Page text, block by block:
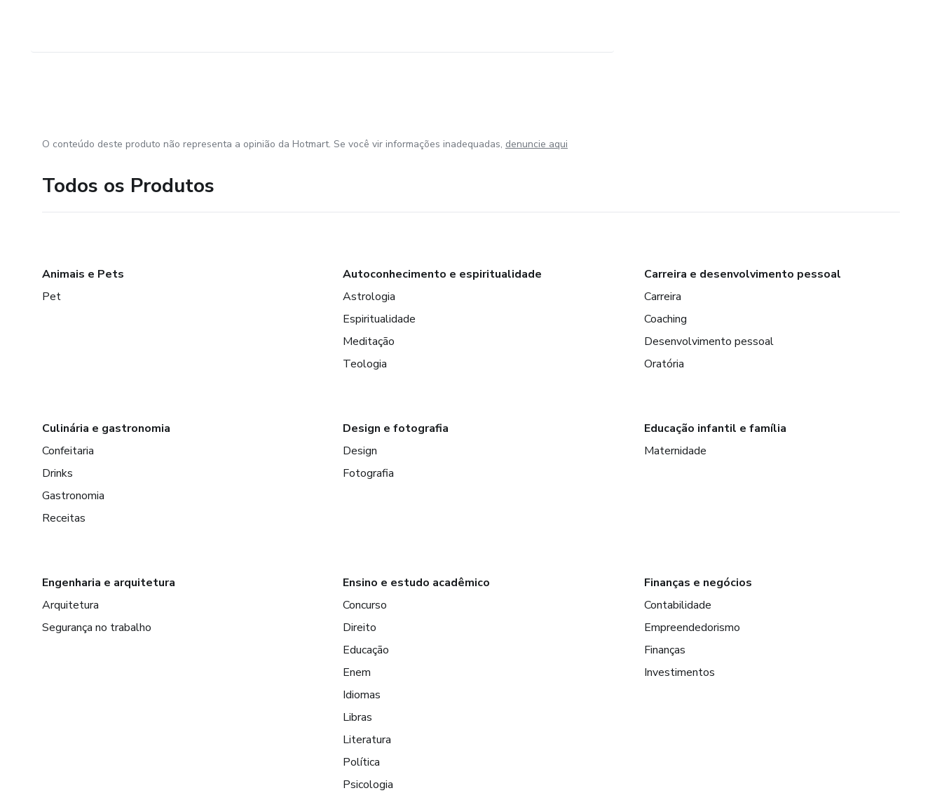
O conteúdo deste produto não representa a opinião da Hotmart. Se você vir informações inadequadas, denuncie aqui
Todos os Produtos
Animais e Pets
Pet
Autoconhecimento e espiritualidade
Astrologia
Espiritualidade
Meditação
Teologia
Carreira e desenvolvimento pessoal
Carreira
Coaching
Desenvolvimento pessoal
Oratória
Culinária e gastronomia
Confeitaria
Drinks
Gastronomia
Receitas
Design e fotografia
Design
Fotografia
Educação infantil e família
Maternidade
Engenharia e arquitetura
Arquitetura
Segurança no trabalho
Ensino e estudo acadêmico
Concurso
Direito
Educação
Enem
Idiomas
Libras
Literatura
Política
Psicologia
Finanças e negócios
Contabilidade
Empreendedorismo
Finanças
Investimentos